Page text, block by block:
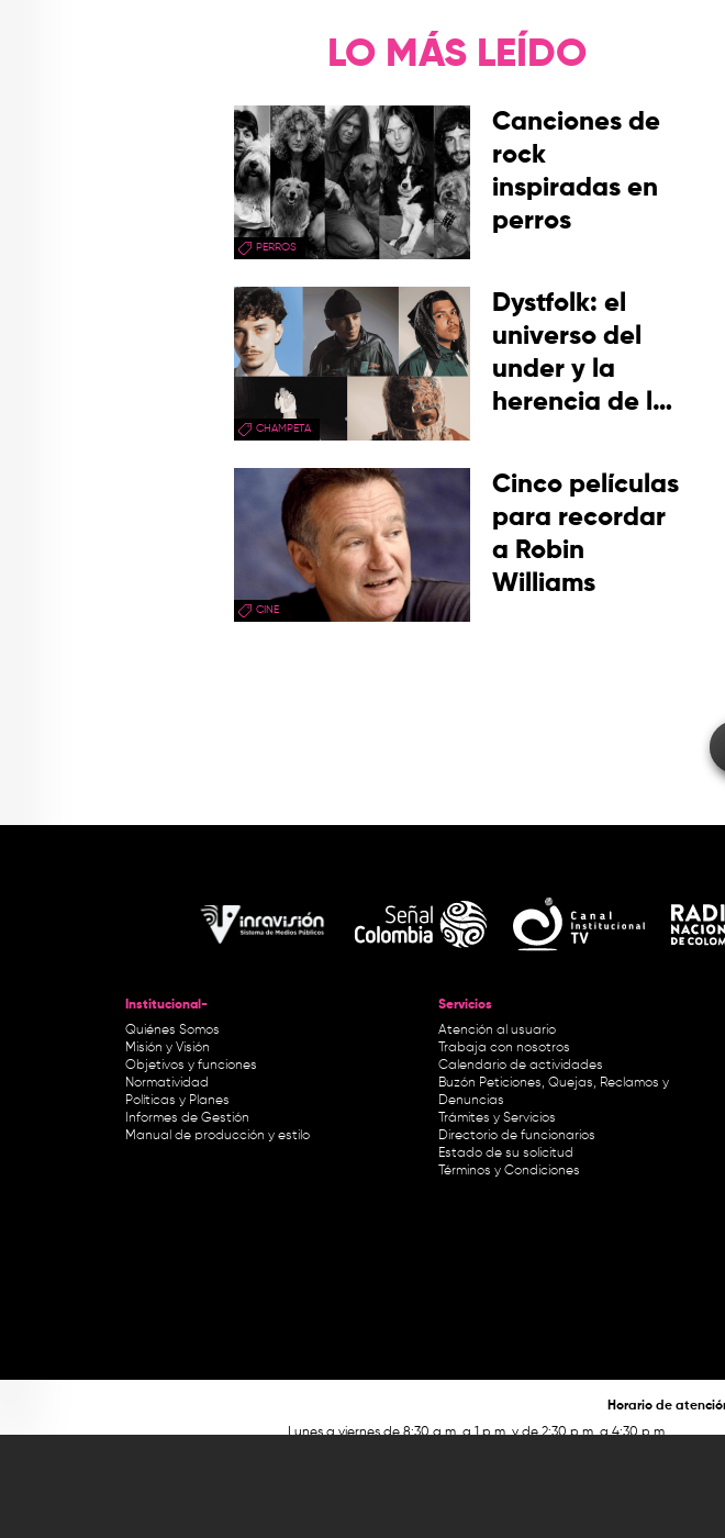
LO MÁS LEÍDO
PERROS
Canciones de
rock
inspiradas en
perros
CHAMPETA
Dystfolk: el
universo del
under y la
herencia de la
picotera
CINE
Cinco películas
para recordar
a Robin
Williams
Institucional-
Quiénes Somos
Misión y Visión
Objetivos y funciones
Normatividad
Políticas y Planes
Informes de Gestión
Manual de producción y estilo
Servicios
Atención al usuario
Trabaja con nosotros
Calendario de actividades
Buzón Peticiones, Quejas, Reclamos y
Denuncias
Trámites y Servicios
Directorio de funcionarios
Estado de su solicitud
Términos y Condiciones
Horario de
Lunes a viernes de 8:30 a.m. a 1 p.m. y de 2:30 p.m. a 4:30 p.m.